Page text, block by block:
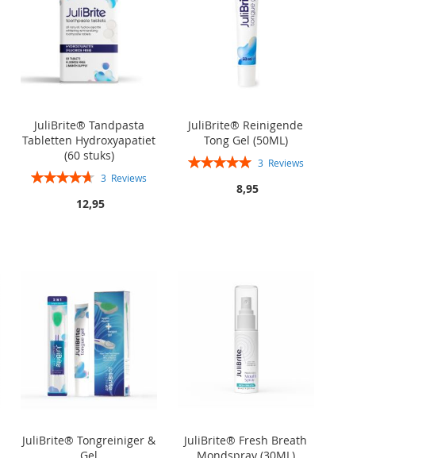
JuliBrite® Tandpasta
Tabletten Hydroxyapatiet
(60 stuks)
Rating:
3 Reviews
12,95
JuliBrite® Reinigende
Tong Gel (50ML)
Rating:
3 Reviews
8,95
JuliBrite® Tongreiniger &
JuliBrite® Fresh Breath